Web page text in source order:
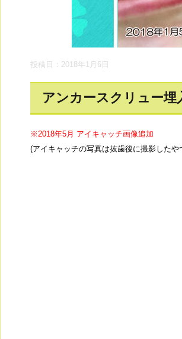
投稿日：2018年1月6日
アンカースクリュー埋
※2018年5月 アイキャッチ画像追加
(アイキャッチの写真は抜歯後に撮影したや